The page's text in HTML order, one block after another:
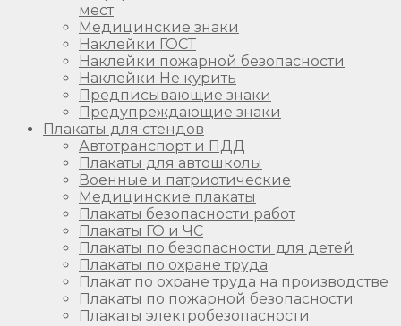
мест
Медицинские знаки
Наклейки ГОСТ
Наклейки пожарной безопасности
Наклейки Не курить
Предписывающие знаки
Предупреждающие знаки
Плакаты для стендов
Автотранспорт и ПДД
Плакаты для автошколы
Военные и патриотические
Медицинские плакаты
Плакаты безопасности работ
Плакаты ГО и ЧС
Плакаты по безопасности для детей
Плакаты по охране труда
Плакат по охране труда на производстве
Плакаты по пожарной безопасности
Плакаты электробезопасности